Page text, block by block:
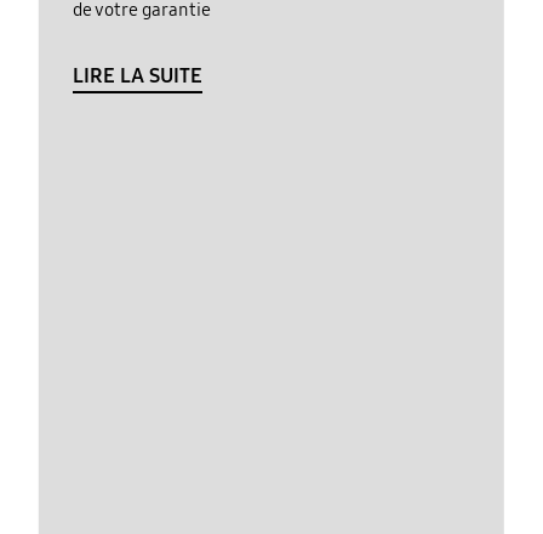
de votre garantie
LIRE LA SUITE